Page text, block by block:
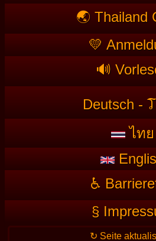
🌏 Thailand
💛
🔊
Deutsch - T
ไทย
♿
§